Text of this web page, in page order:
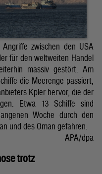
zwischen den USA
für den weltweiten Handel
massiv gestört. Am
die Meerenge passiert,
Kpler hervor, die der
Etwa 13 Schiffe sind
Woche durch den
und des Oman gefahren.
APA/dpa
trotz